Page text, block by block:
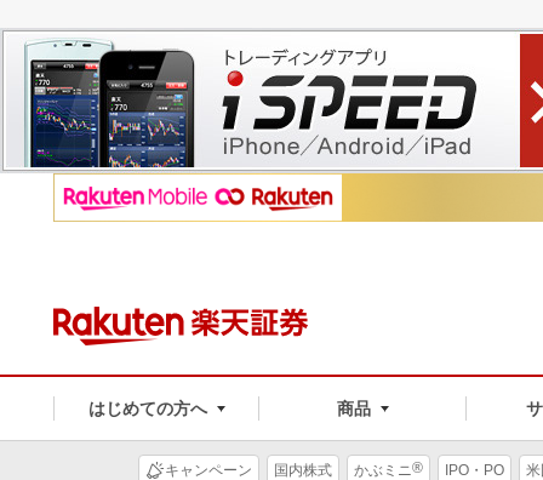
はじめての方へ 商品
キャンペーン 国内株式 かぶミニ® IPO・PO